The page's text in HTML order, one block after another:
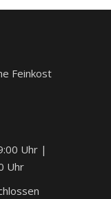
Feinkost
Uhr |
Uhr